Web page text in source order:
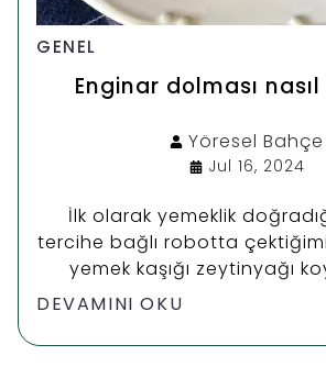
GENEL
Enginar dolması nasıl
Yöresel Bahçe
Jul 16, 2024
İlk olarak yemeklik
tercihe bağlı robotta
yemek kaşığı zeytinyağı
tencerede
da yapabilirsiniz.
DEVAMINI OKU